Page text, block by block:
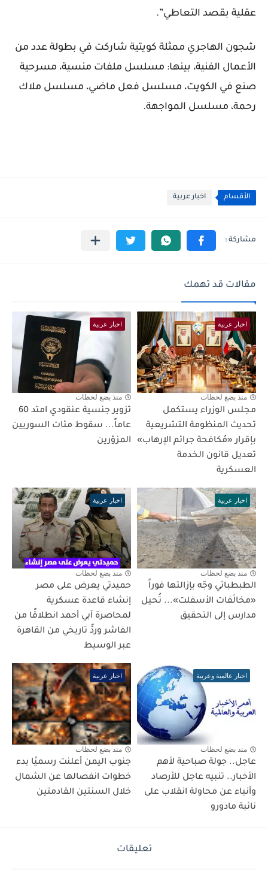
عقلية بقصد التعاطي”.
شجون الهاجري ممثلة كويتية شاركت في بطولة عدد من
الأعمال الفنية، بينها: مسلسل ملفات منسية، مسرحية
صنع في الكويت، مسلسل فعل ماضي، مسلسل ملاك
رحمة، مسلسل المواجهة.
الأقسام اخبار عربية
مقالات قد تهمك
اخبار عربية
منذ بضع لحظات
مجلس الوزراء يستكمل
تحديث المنظومة التشريعية
بإقرار «مُكافحة جرائم الإرهاب»
تعديل قانون الخدمة
العسكرية
اخبار عربية
منذ بضع لحظات
تزوير جنسية عنقودي امتد 60
عاماً... سقوط مئات السوريين
المزوّرين
اخبار عربية
منذ بضع لحظات
الطبطبائي وجّه بإزالتها فوراً
«مخالَفات الأسفلت»... تُحيل
مدارس إلى التحقيق
اخبار عربية
منذ بضع لحظات
حميدتي يعرض على مصر
إنشاء قاعدة عسكرية
لمحاصرة آبي أحمد انطلاقًا من
الفاشر وردٌّ تاريخي من القاهرة
عبر الوسيط
اخبار عالمية وعربية
منذ بضع لحظات
عاجل.. جولة صباحية لأهم
الأخبار.. تنبيه عاجل للأرصاد
وأنباء عن محاولة انقلاب على
نائبة مادورو
اخبار عربية
منذ بضع لحظات
جنوب اليمن أعلنت رسميًا بدء
خطوات انفصالها عن الشمال
خلال السنتين القادمتين
تعليقات